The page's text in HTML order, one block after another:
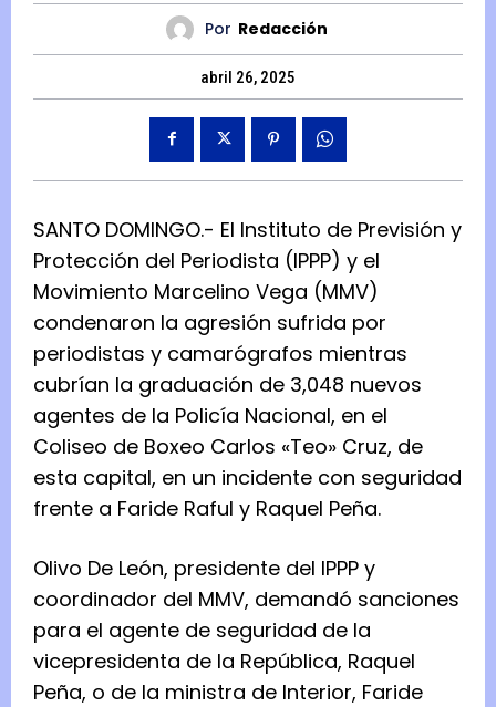
Por Redacción
abril 26, 2025
SANTO DOMINGO.- El Instituto de Previsión y
Protección del Periodista (IPPP) y el
Movimiento Marcelino Vega (MMV)
condenaron la agresión sufrida por
periodistas y camarógrafos mientras
cubrían la graduación de 3,048 nuevos
agentes de la Policía Nacional, en el
Coliseo de Boxeo Carlos «Teo» Cruz, de
esta capital, en un incidente con seguridad
frente a Faride Raful y Raquel Peña.
Olivo De León, presidente del IPPP y
coordinador del MMV, demandó sanciones
para el agente de seguridad de la
vicepresidenta de la República, Raquel
Peña, o de la ministra de Interior, Faride